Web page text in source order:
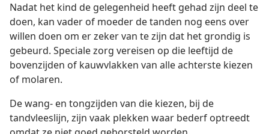
Nadat het kind de gelegenheid heeft gehad zijn deel te
doen, kan vader of moeder de tanden nog eens over
willen doen om er zeker van te zijn dat het grondig is
gebeurd. Speciale zorg vereisen op die leeftijd de
bovenzijden of kauwvlakken van alle achterste kiezen
of molaren.
De wang- en tongzijden van die kiezen, bij de
tandvleeslijn, zijn vaak plekken waar bederf optreedt